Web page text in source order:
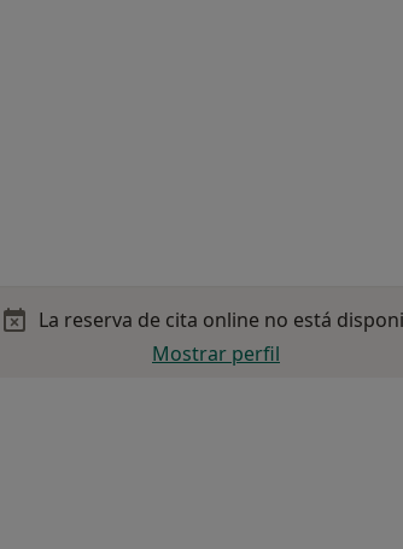
La reserva de cita online no está
Mostrar perfil